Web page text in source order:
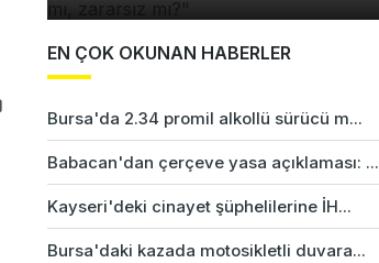
EN ÇOK OKUNAN HABERLER
Bursa'da 2.34 promil alkollü sürücü m...
Babacan'dan çerçeve yasa açıklaması: ...
Kayseri'deki cinayet şüphelilerine İH...
Bursa'daki kazada motosikletli duvara...